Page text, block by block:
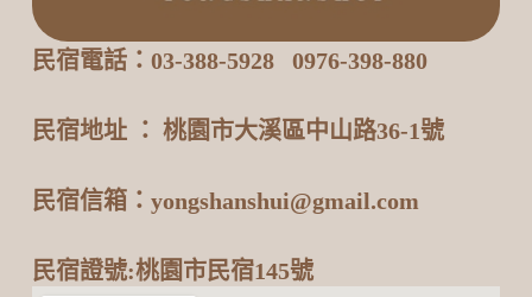
民宿電話：03-388-5928 0976-398-880
民宿地址 ： 桃園市大溪區中山路36-1號
民宿信箱：yongshanshui@gmail.com
民宿證號:桃園市民宿145號